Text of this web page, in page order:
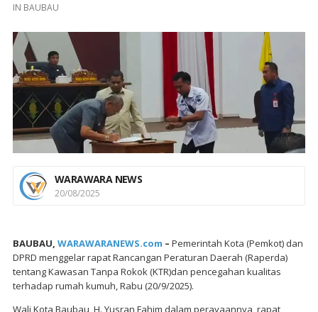
IN BAUBAU
WARAWARA NEWS
20/08/2025
BAUBAU, WARAWARANEWS.com – Pemerintah Kota (Pemkot) dan
DPRD menggelar rapat Rancangan Peraturan Daerah (Raperda)
tentang Kawasan Tanpa Rokok (KTR)dan pencegahan kualitas
terhadap rumah kumuh, Rabu (20/9/2025).
Wali Kota Baubau, H. Yusran Fahim dalam perayaannya, rapat